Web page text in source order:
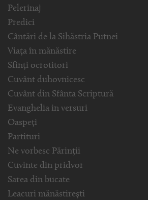
Pelerinaj
Predici
Cântări de la Sihăstria Putnei
Viața în mănăstire
Sfinți ocrotitori
Cuvânt duhovnicesc
Cuvânt din Sfânta Scriptură
Evanghelia in versuri
Oaspeți
Partituri
Ne vorbesc Părinții
Cuvinte din pridvor
Sarea din bucate
Leacuri mănăstirești